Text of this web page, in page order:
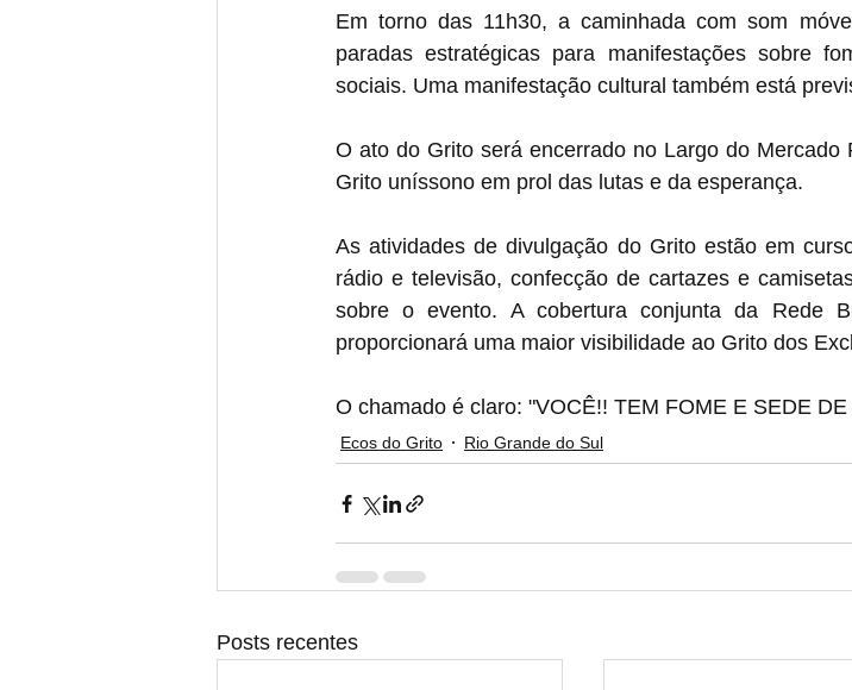
Em torno das 11h30, a caminhada com som
paradas estratégicas para manifestações sobre
sociais. Uma manifestação cultural também está
O ato do Grito será encerrado no Largo do
Grito uníssono em prol das lutas e da esperança.
As atividades de divulgação do Grito estão em
rádio e televisão, confecção de cartazes e
sobre o evento. A cobertura conjunta da Rede
proporcionará uma maior visibilidade ao Grito dos
O chamado é claro: "VOCÊ!! TEM FOME E SEDE DE
Ecos do Grito Rio Grande do Sul
Posts recentes